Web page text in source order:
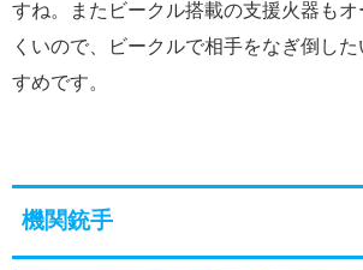
すね。またビークル搭載の支援火器もオ
くいので、ビークルで相手をなぎ倒し
すめです。
機関銃手